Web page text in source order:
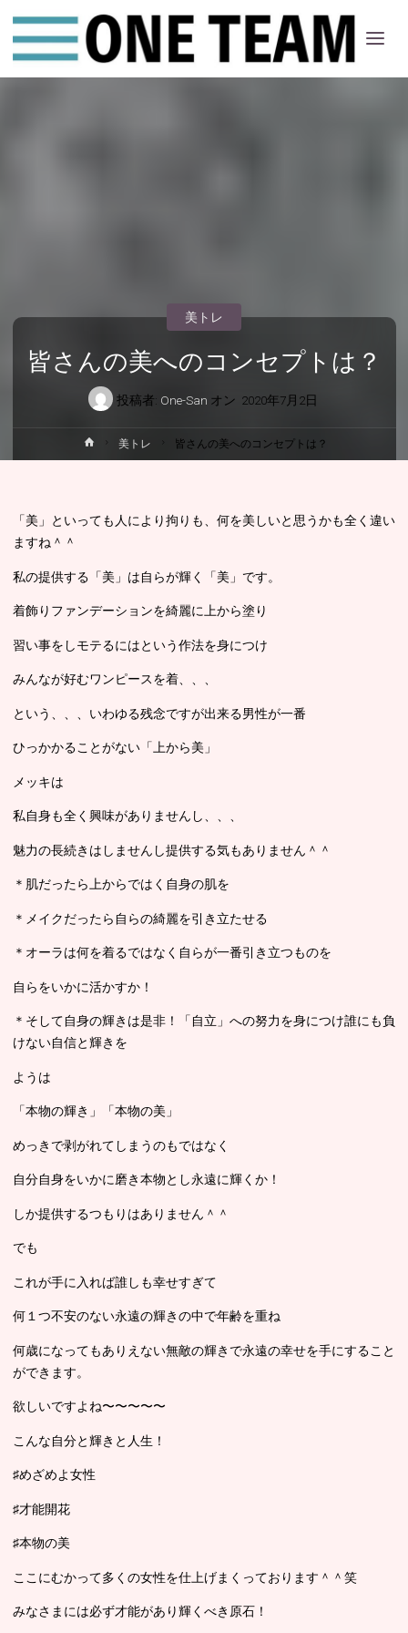
ちー
む
皆さんの美へのコンセプトは？
投稿者: One-San オン 2020年7月2日
美トレ
ホ
ー
美トレ 皆さんの美へのコンセプトは？
「美」といっても人により拘りも、何を美しいと思うかも全く違い
ますね＾＾
私の提供する「美」は自らが輝く「美」です。
着飾りファンデーションを綺麗に上から塗り
習い事をしモテるにはという作法を身につけ
みんなが好むワンピースを着、、、
という、、、いわゆる残念ですが出来る男性が一番
ひっかかることがない「上から美」
メッキは
私自身も全く興味がありませんし、、、
魅力の長続きはしませんし提供する気もありません＾＾
＊肌だったら上からではく自身の肌を
＊メイクだったら自らの綺麗を引き立たせる
＊オーラは何を着るではなく自らが一番引き立つものを
自らをいかに活かすか！
＊そして自身の輝きは是非！「自立」への努力を身につけ誰にも負
けない自信と輝きを
ようは
「本物の輝き」「本物の美」
めっきで剥がれてしまうのもではなく
自分自身をいかに磨き本物とし永遠に輝くか！
しか提供するつもりはありません＾＾
でも
これが手に入れば誰しも幸せすぎて
何１つ不安のない永遠の輝きの中で年齢を重ね
何歳になってもありえない無敵の輝きで永遠の幸せを手にすること
ができます。
欲しいですよね〜〜〜〜〜
こんな自分と輝きと人生！
♯めざめよ女性
♯才能開花
♯本物の美
ここにむかって多くの女性を仕上げまくっております＾＾笑
みなさまには必ず才能があり輝くべき原石！